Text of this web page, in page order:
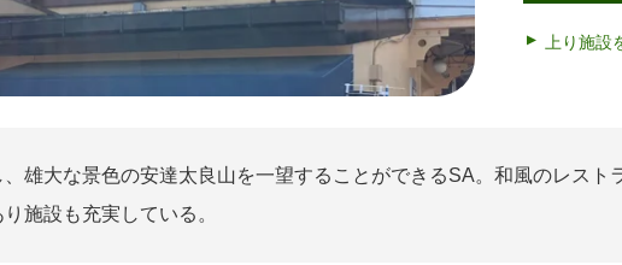
上り施設
雄大な景色の安達太良山を一望することができるSA。和風のレスト
施設も充実している。